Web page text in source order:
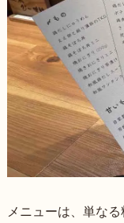
メニューは、単な